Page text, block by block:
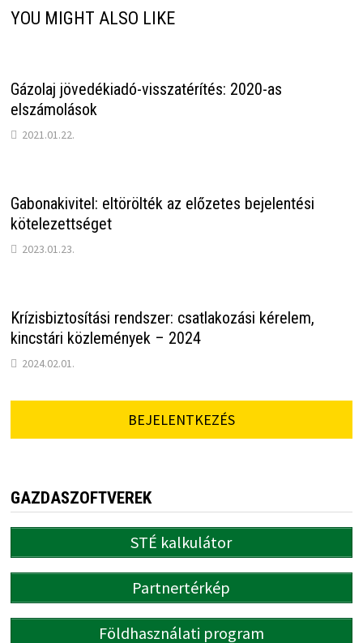
YOU MIGHT ALSO LIKE
Gázolaj jövedékiadó-visszatérítés: 2020-as
elszámolások
2021.01.22.
Gabonakivitel: eltörölték az előzetes bejelentési
kötelezettséget
2023.01.23.
Krízisbiztosítási rendszer: csatlakozási kérelem,
kincstári közlemények – 2024
2024.02.01.
BEJELENTKEZÉS
GAZDASZOFTVEREK
STÉ kalkulátor
Partnertérkép
Földhasználati program